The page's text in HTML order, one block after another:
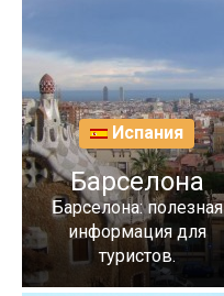
Испания
Барселона
Барселона: полезная
информация для
туристов.